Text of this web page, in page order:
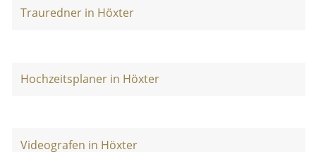
Trauredner in Höxter
Hochzeitsplaner in Höxter
Videografen in Höxter